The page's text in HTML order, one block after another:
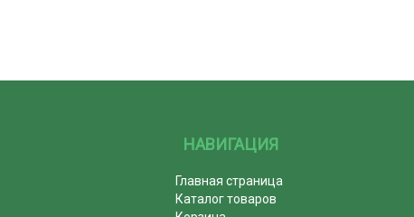
НАВИГАЦИЯ
Главная страница
Каталог товаров